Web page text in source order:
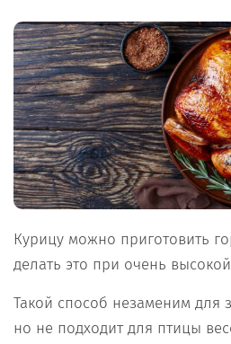
Курицу можно приготовить
делать это при очень
Такой способ незаменим для
но не подходит для птицы